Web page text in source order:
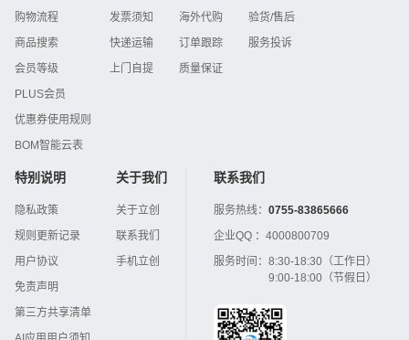
购物流程
商品搜索
会员等级
PLUS会员
优惠券使用规则
BOM智能云表
发票须知
快递运输
上门自提
海外代购
订单跟踪
质量保证
验货/售后
服务投诉
特别说明
隐私政策
规则更新记录
用户协议
免责声明
第三方共享清单
关于我们
关于立创
联系我们
手机立创
联系我们
服务热线： 0755-83865666
企业QQ ： 4000800709
服务时间： 8:30-18:30（工作日）
9:00-18:00（节假日）